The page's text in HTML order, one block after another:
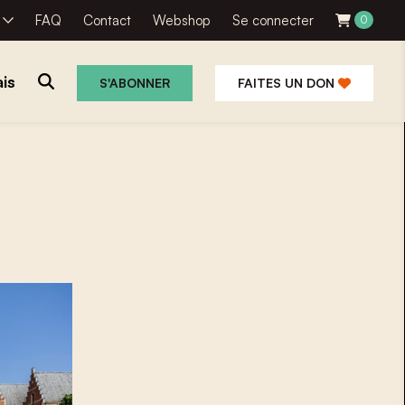
FAQ Contact Webshop Se connecter 0
S'ABONNER FAITES UN DON